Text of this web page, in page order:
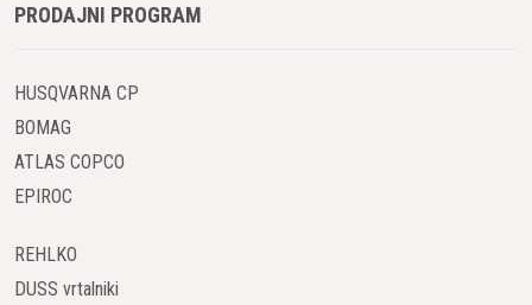
PRODAJNI PROGRAM
HUSQVARNA CP
BOMAG
ATLAS COPCO
EPIROC
REHLKO
DUSS vrtalniki